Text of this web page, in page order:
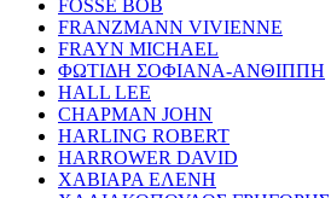
FOSSE BOB
FRANZMANN VIVIENNE
FRAYN MICHAEL
ΦΩΤΙΔΗ ΣΟΦΙΑΝΑ-ΑΝΘΙΠΠΗ
HALL LEE
CHAPMAN JOHN
HARLING ROBERT
HARROWER DAVID
ΧΑΒΙΑΡΑ ΕΛΕΝΗ